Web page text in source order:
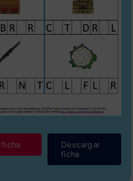
ficha
Descargar
ficha